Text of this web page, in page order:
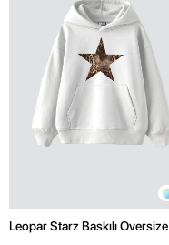
Leopar Starz Baskılı Oversize